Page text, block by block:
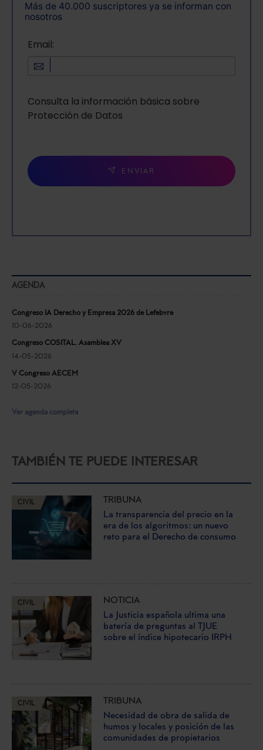
Más de 40.000 suscriptores ya se informan con
nosotros
Email:
Consulta la información básica sobre
Protección de Datos
ENVIAR
AGENDA
Congreso IA Derecho y Empresa 2026 de Lefebvre
10-06-2026
Congreso COSITAL. Asamblea XV
14-05-2026
V Congreso AECEM
12-05-2026
Ver agenda completa
TAMBIÉN TE PUEDE INTERESAR
CIVIL
TRIBUNA
La transparencia del precio en la
era de los algoritmos: un nuevo
reto para el Derecho de consumo
CIVIL
NOTICIA
La Justicia española ultima una
batería de preguntas al TJUE
sobre el índice hipotecario IRPH
CIVIL
TRIBUNA
Necesidad de obra de salida de
humos y locales y posición de las
comunidades de propietarios